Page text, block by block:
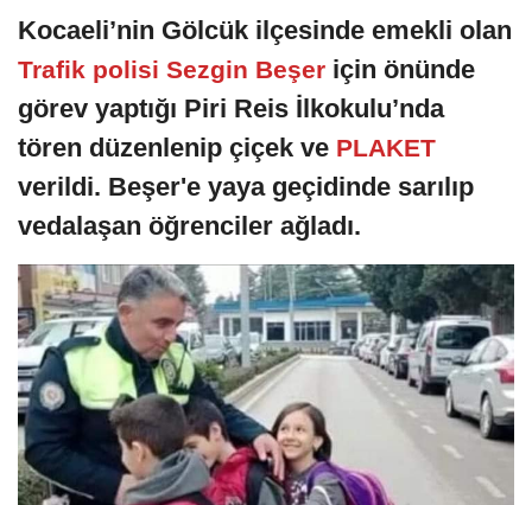
Kocaeli’nin Gölcük ilçesinde emekli olan
Trafik polisi Sezgin Beşer için önünde
görev yaptığı Piri Reis İlkokulu’nda
tören düzenlenip çiçek ve PLAKET
verildi. Beşer'e yaya geçidinde sarılıp
vedalaşan öğrenciler ağladı.